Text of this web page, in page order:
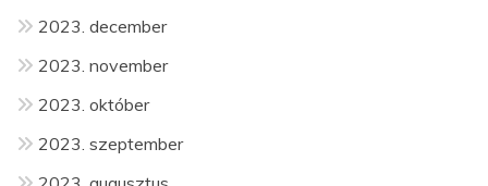
2023. december
2023. november
2023. október
2023. szeptember